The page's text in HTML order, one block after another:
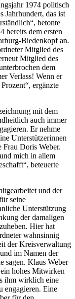
1974 politisch
Jahrhundert, das ist
betonte
bereits dem ersten
Biedenkopf an.
Mitglied des
Mitglied des
dem
Verlass! Wenn er
ergänzte
mit dem
auch immer
Er nehme
Unterstützerinnen
Frau Doris Weber.
mich in allem
beteuerte
und der
seine
Unterstützung
der damaligen
Hier hat
wahnsinnig
der Kreisverwaltung
im Namen der
sagen. Klaus Weber
hohes Mitwirken
ihm wirklich eine
engagieren. Eine